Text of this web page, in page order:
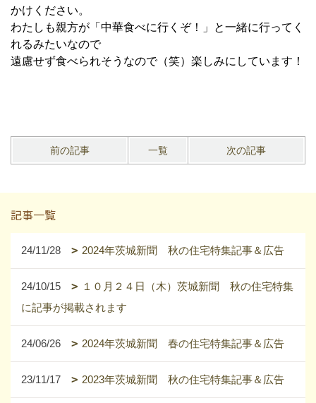
かけください。
わたしも親方が「中華食べに行くぞ！」と一緒に行ってく
れるみたいなので
遠慮せず食べられそうなので（笑）楽しみにしています！
前の記事 一覧 次の記事
記事一覧
24/11/28 2024年茨城新聞 秋の住宅特集記事＆広告
24/10/15
１０月２４日（木）茨城新聞 秋の住宅特集
に記事が掲載されます
24/06/26 2024年茨城新聞 春の住宅特集記事＆広告
23/11/17 2023年茨城新聞 秋の住宅特集記事＆広告